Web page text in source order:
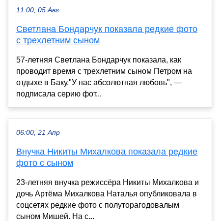
11:00, 05 Авг
Светлана Бондарчук показала редкие фото
с трехлетним сыном
57-летняя Светлана Бондарчук показала, как
проводит время с трехлетним сыном Петром на
отдыхе в Баку."У нас абсолютная любовь", —
подписала серию фот...
06:00, 21 Апр
Внучка Никиты Михалкова показала редкие
фото с сыном
23-летняя внучка режиссёра Никиты Михалкова и
дочь Артёма Михалкова Наталья опубликовала в
соцсетях редкие фото с полуторагодовалым
сыном Мишей. На с...